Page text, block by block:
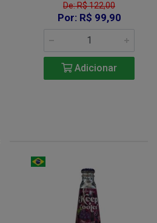
De: R$ 122,00
Por: R$ 99,90
Adicionar